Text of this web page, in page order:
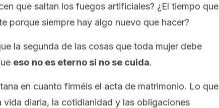
que saltan los fuegos artificiales? ¿El tiempo que
porque siempre hay algo nuevo que hacer?
la segunda de las cosas que toda mujer debe
eso no es eterno si no se cuida.
en cuanto firméis el acta de matrimonio. Lo que
vida diaria, la cotidianidad y las obligaciones